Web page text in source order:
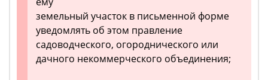
земельный участок в письменной форме
уведомлять об этом правление
садоводческого, огороднического или
дачного некоммерческого объединения;